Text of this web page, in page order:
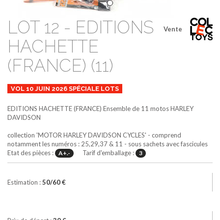
Vente
LOT 12 - EDITIONS
HACHETTE
(FRANCE) (11)
VOL 10 JUIN 2026 SPÉCIALE LOTS
EDITIONS HACHETTE (FRANCE) Ensemble de 11 motos HARLEY
DAVIDSON
collection 'MOTOR HARLEY DAVIDSON CYCLES' - comprend
notamment les numéros : 25,29,37 & 11 - sous sachets avec fascicules
Etat des pièces :
A+.- Tarif d'emballage : 3
Estimation :50/60 €